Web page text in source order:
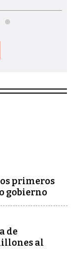
primeros
gobierno
de
al